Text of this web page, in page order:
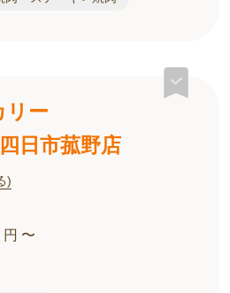
リー
日市菰野店
)
円 〜